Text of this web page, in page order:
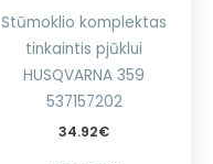
Stūmoklio komplektas
tinkaintis pjūklui
HUSQVARNA 359
537157202
34.92€